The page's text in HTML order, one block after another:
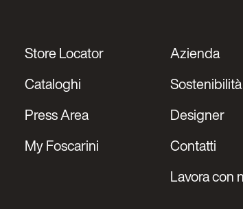
Store Locator
Cataloghi
Press Area
My Foscarini
Azienda
Sostenibilità
Designer
Contatti
Lavora con